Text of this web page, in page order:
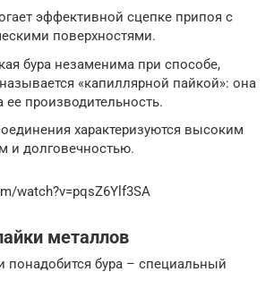
эффективной сцепке припоя с
поверхностями.
бура незаменима при способе,
«капиллярной пайкой»: она
ее производительность.
характеризуются высоким
и долговечностью.
watch?v=pqsZ6Ylf3SA
металлов
понадобится бура – специальный